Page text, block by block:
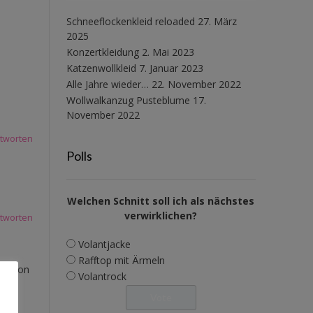
Schneeflockenkleid reloaded 27. März
2025
Konzertkleidung 2. Mai 2023
Katzenwollkleid 7. Januar 2023
Alle Jahre wieder… 22. November 2022
Wollwalkanzug Pusteblume 17.
November 2022
Polls
Welchen Schnitt soll ich als nächstes
verwirklichen?
Volantjacke
Rafftop mit Ärmeln
Volantrock